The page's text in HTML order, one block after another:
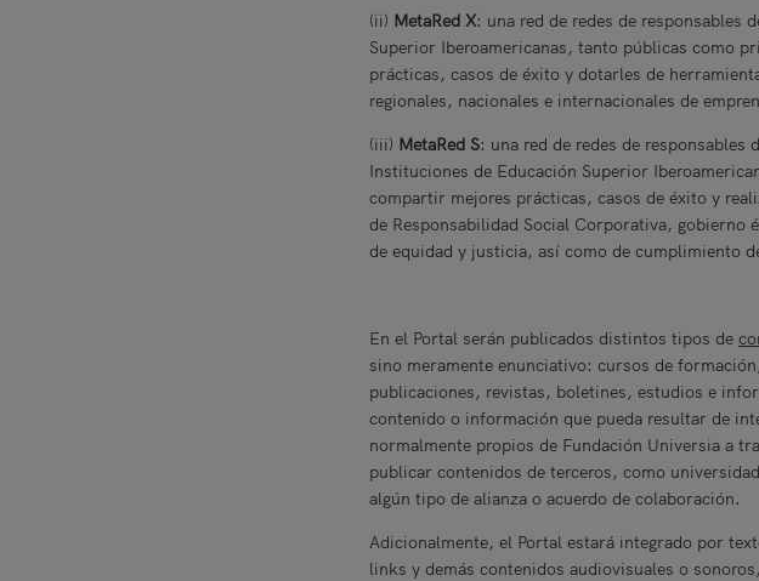
(ii) MetaRed X: una red de redes de responsables
Superior Iberoamericanas, tanto públicas como
prácticas, casos de éxito y dotarles de
regionales, nacionales e internacionales de
(iii) MetaRed S: una red de redes de
Instituciones de Educación Superior
compartir mejores prácticas, casos de éxito y
de Responsabilidad Social Corporativa,
de equidad y justicia, así como de cumplimiento
En el Portal serán publicados distintos tipos de
sino meramente enunciativo: cursos de
publicaciones, revistas, boletines, estudios e
contenido o información que pueda resultar de
normalmente propios de Fundación Universia a
publicar contenidos de terceros, como
algún tipo de alianza o acuerdo de colaboración.
Adicionalmente, el Portal estará integrado por
links y demás contenidos audiovisuales o